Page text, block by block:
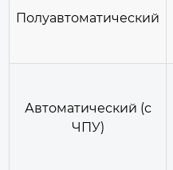
Полуавтоматический
Автоматический (с
ЧПУ)